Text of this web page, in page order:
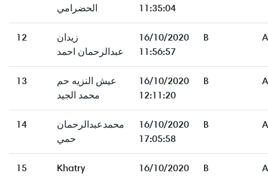
الحضرامي
11:35:04
12
زيدان
عبدالرحمان احمد
16/10/2020
11:56:57
B
13
عيش النزيه حم
محمد الجيد
16/10/2020
12:11:20
B
14
محمدعبدالرحمان
حمي
16/10/2020
17:05:58
B
15
Khatry
16/10/2020
B